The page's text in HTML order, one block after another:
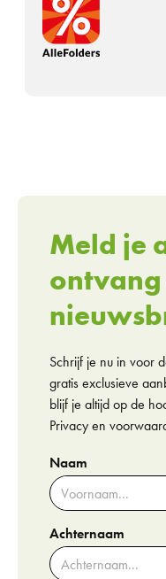
Meld je
Schrijf je nu in voor
gratis exclusieve
blijf je altijd op de
Privacy en
Naam
Achternaam